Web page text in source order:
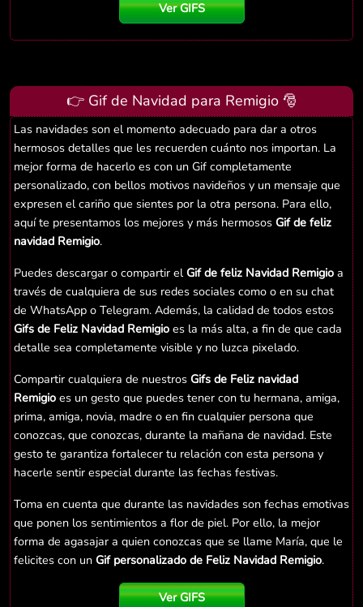
Ver GIFS
👉 Gif de Navidad para Remigio 🎅
Las navidades son el momento adecuado para dar a otros
hermosos detalles que les recuerden cuánto nos importan. La
mejor forma de hacerlo es con un Gif completamente
personalizado, con bellos motivos navideños y un mensaje que
expresen el cariño que sientes por la otra persona. Para ello,
aquí te presentamos los mejores y más hermosos Gif de feliz
navidad Remigio.
Puedes descargar o compartir elGif de feliz Navidad Remigio a
través de cualquiera de sus redes sociales como o en su chat
de WhatsApp o Telegram. Además, la calidad de todos estos
Gifs de Feliz Navidad Remigio es la más alta, a fin de que cada
detalle sea completamente visible y no luzca pixelado.
Compartir cualquiera de nuestros Gifs de Feliz navidad
Remigio es un gesto que puedes tener con tu hermana, amiga,
prima, amiga, novia, madre o en fin cualquier persona que
conozcas, que conozcas, durante la mañana de navidad. Este
gesto te garantiza fortalecer tu relación con esta persona y
hacerle sentir especial durante las fechas festivas.
Toma en cuenta que durante las navidades son fechas emotivas
que ponen los sentimientos a flor de piel. Por ello, la mejor
forma de agasajar a quien conozcas que se llame María, que le
felicites con un Gif personalizado de Feliz Navidad Remigio.
Ver GIFS